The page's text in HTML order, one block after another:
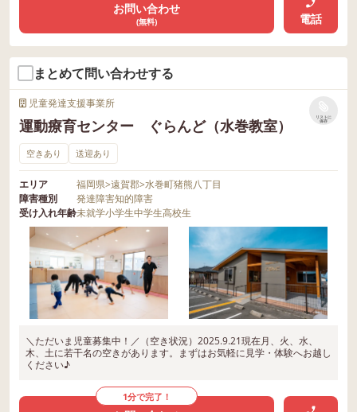
お問い合わせ
(無料) 電話
まとめて問い合わせする
児童発達支援事業所
運動療育センター ぐらんど（水巻教室）
リストに
保存
空きあり 送迎あり
エリア 福岡県>遠賀郡>水巻町猪熊八丁目
障害種別
発達障害知的障害
受け入れ年齢未就学小学生中学生高校生
＼ただいま児童募集中！／（空き状況）2025.9.21現在月、火、水、
木、土に若干名の空きがあります。まずはお気軽に見学・体験へお越し
ください♪
1分で完了！